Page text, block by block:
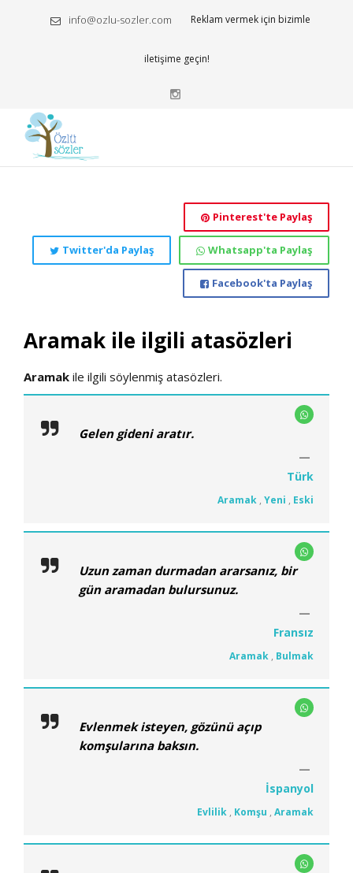
info@ozlu-sozler.com Reklam vermek için bizimle
iletişime geçin!
Pinterest'te Paylaş
Whatsapp'ta Paylaş
Twitter'da Paylaş
Facebook'ta Paylaş
Aramak ile ilgili atasözleri
Aramak ile ilgili söylenmiş atasözleri.
Gelen gideni aratır.
Türk
Aramak , Yeni , Eski
Uzun zaman durmadan ararsanız, bir
gün aramadan bulursunuz.
Fransız
Aramak , Bulmak
Evlenmek isteyen, gözünü açıp
komşularına baksın.
İspanyol
Evlilik , Komşu , Aramak